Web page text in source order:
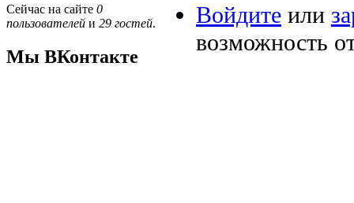
Сейчас на сайте 0
пользователей и 29 гостей.
Мы ВКонтакте
Войдите или
возможность